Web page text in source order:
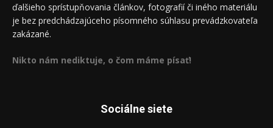
ďalšieho sprístupňovania článkov, fotografií či iného materiálu
je bez predchádzajúceho písomného súhlasu prevádzkovateľa
zakázané.
Nikto nám nediktuje, o čom máme písať!
Sociálne siete